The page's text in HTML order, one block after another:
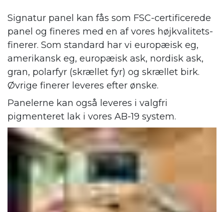
Signatur panel kan fås som FSC-certificerede
panel og fineres med en af vores højkvalitets-
finerer. Som standard har vi europæisk eg,
amerikansk eg, europæisk ask, nordisk ask,
gran, polarfyr (skrællet fyr) og skrællet birk.
Øvrige finerer leveres efter ønske.
Panelerne kan også leveres i valgfri
pigmenteret lak i vores AB-19 system.